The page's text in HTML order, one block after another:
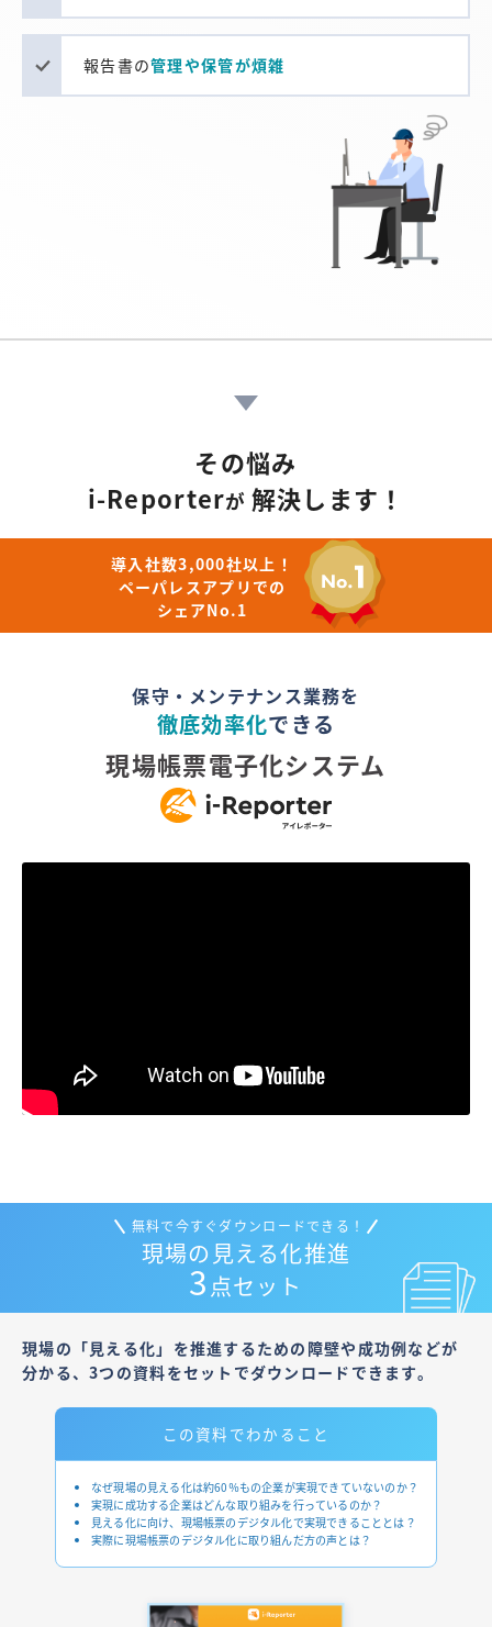
報告書の管理や保管が煩雑
その悩み
i-Reporterが 解決します！
導入社数3,000社以上！
ペーパレスアプリでの
シェアNo.1
保守・メンテナンス業務を
徹底効率化できる
現場帳票電子化システム
無料で今すぐダウンロードできる！
現場の見える化推進
3 点セット
現場の「見える化」を推進するための障壁や成功例などが
分かる、3つの資料をセットでダウンロードできます。
この資料でわかること
なぜ現場の見える化は約60％もの企業が実現できていないのか？
実現に成功する企業はどんな取り組みを行っているのか？
見える化に向け、現場帳票のデジタル化で実現できることとは？
実際に現場帳票のデジタル化に取り組んだ方の声とは？